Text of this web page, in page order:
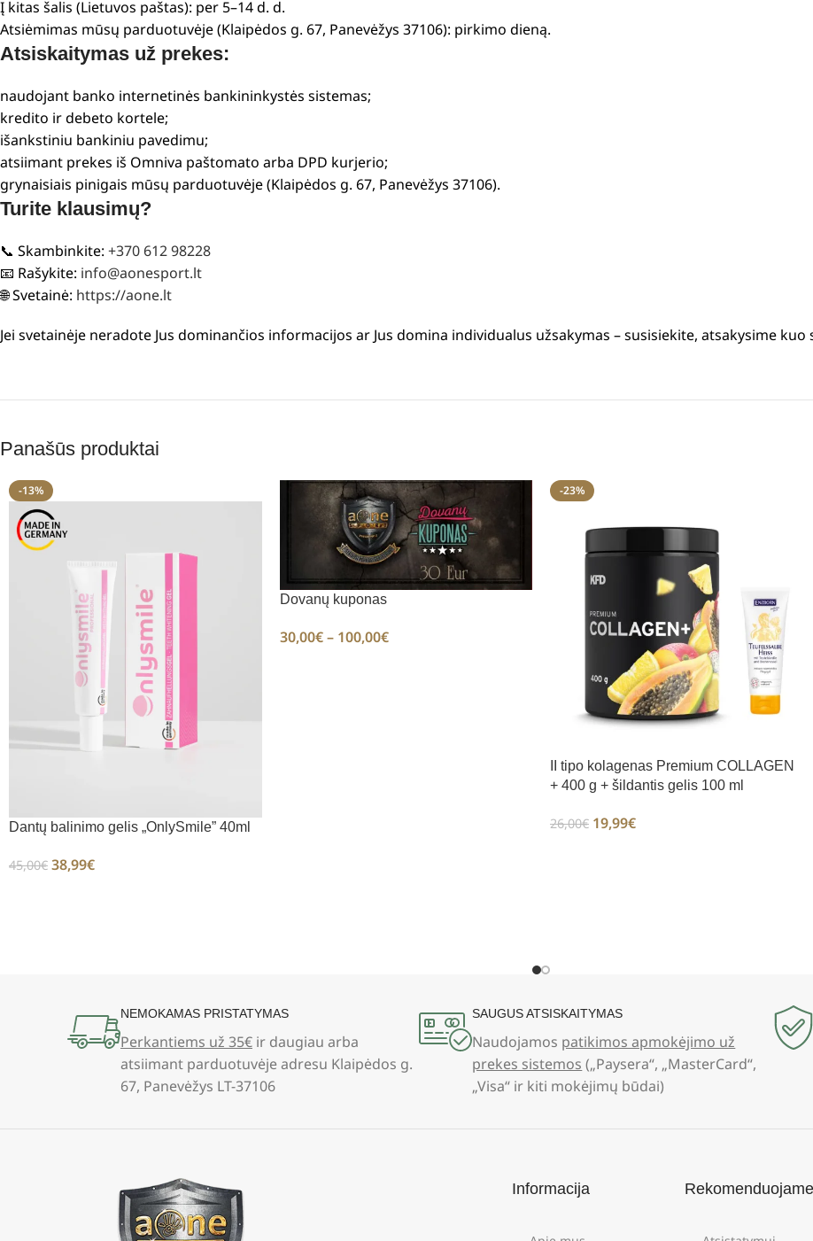
Į kitas šalis (Lietuvos paštas): per 5–14 d. d.
Atsiėmimas mūsų parduotuvėje (Klaipėdos g. 67, Panevėžys 37106): pirkimo dieną.
Atsiskaitymas už prekes:
naudojant banko internetinės bankininkystės sistemas;
kredito ir debeto kortele;
išankstiniu bankiniu pavedimu;
atsiimant prekes iš Omniva paštomato arba DPD kurjerio;
grynaisiais pinigais mūsų parduotuvėje (Klaipėdos g. 67, Panevėžys 37106).
Turite klausimų?
📞 Skambinkite: +370 612 98228
📧 Rašykite: info@aonesport.lt
🌐 Svetainė: https://aone.lt
Jei svetainėje neradote Jus dominančios informacijos ar Jus domina individualus užsakymas – susisiekite, atsakysime kuo
Panašūs produktai
-13%
Dantų balinimo gelis „OnlySmile” 40ml
45,00€ 38,99€
Dovanų kuponas
30,00€ – 100,00€
-23%
II tipo kolagenas Premium COLLAGEN
+ 400 g + šildantis gelis 100 ml
26,00€ 19,99€
NEMOKAMAS PRISTATYMAS
Perkantiems už 35€ir daugiau arba
atsiimant parduotuvėje adresu Klaipėdos g.
67, Panevėžys LT-37106
SAUGUS ATSISKAITYMAS
Naudojamos patikimos apmokėjimo už
prekes sistemos („Paysera“, „MasterCard“,
„Visa“ ir kiti mokėjimų būdai)
Informacija Rekomenduojame